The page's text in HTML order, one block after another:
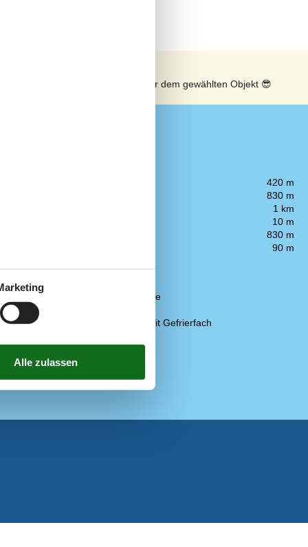
Sonnenstand über dem gewählten Objekt 😎
420 m
830 m
1 km
10 m
830 m
90 m
Küche
Kaffeemaschine
Kühlschrank mit Gefrierfach